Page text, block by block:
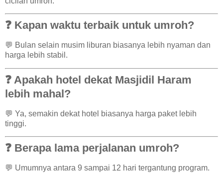
❓ Kapan waktu terbaik untuk umroh?
💬 Bulan selain musim liburan biasanya lebih nyaman dan
harga lebih stabil.
❓ Apakah hotel dekat Masjidil Haram
lebih mahal?
💬 Ya, semakin dekat hotel biasanya harga paket lebih
tinggi.
❓ Berapa lama perjalanan umroh?
💬 Umumnya antara 9 sampai 12 hari tergantung program.